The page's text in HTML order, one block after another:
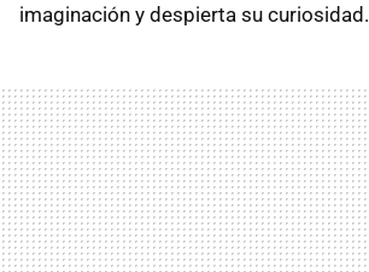
imaginación y despierta su curiosidad.